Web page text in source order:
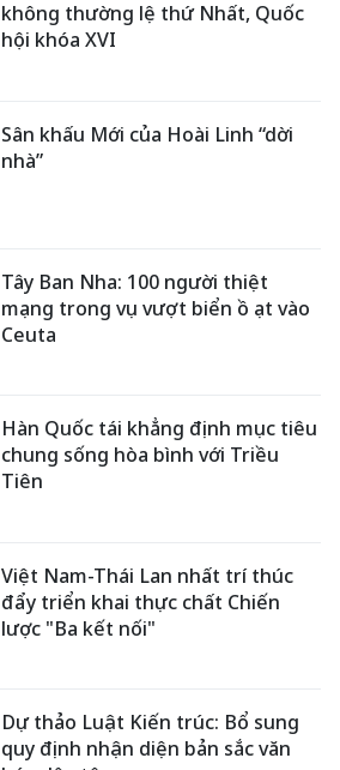
không thường lệ thứ Nhất, Quốc
hội khóa XVI
Sân khấu Mới của Hoài Linh “dời
nhà”
Tây Ban Nha: 100 người thiệt
mạng trong vụ vượt biển ồ ạt vào
Ceuta
Hàn Quốc tái khẳng định mục tiêu
chung sống hòa bình với Triều
Tiên
Việt Nam-Thái Lan nhất trí thúc
đẩy triển khai thực chất Chiến
lược "Ba kết nối"
Dự thảo Luật Kiến trúc: Bổ sung
quy định nhận diện bản sắc văn